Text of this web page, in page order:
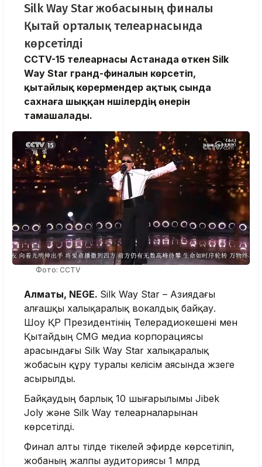
Silk Way Star жобасының финалы
Қытай орталық телеарнасында
көрсетілді
CCTV-15 телеарнасы Астанада өткен Silk
Way Star гранд-финалын көрсетіп,
қытайлық көрермендер ақтық сында
сахнаға шыққан әншілердің өнерін
тамашалады.
Фото: CCTV
Алматы, NEGE. Silk Way Star – Азиядағы
алғашқы халықаралық вокалдық байқау.
Шоу ҚР Президентінің Телерадиокешені мен
Қытайдың CMG медиа корпорациясы
арасындағы Silk Way Star халықаралық
жобасын құру туралы келісім аясында жүзеге
асырылды.
Байқаудың барлық 10 шығарылымы Jibek
Joly және Silk Way телеарналарынан
көрсетілді.
Финал алты тілде тікелей эфирде көрсетіліп,
жобаның жалпы аудиториясы 1 млрд